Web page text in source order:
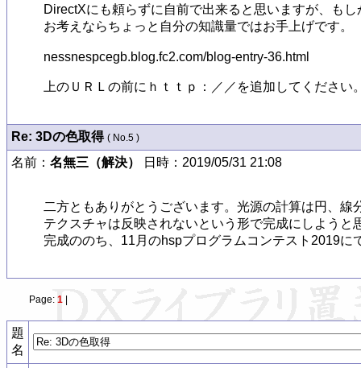
DirectXにも頼らずに自前で出来ると思いますが、も
お考えならちょっと自分の知識量ではお手上げです。
nessnespcegb.blog.fc2.com/blog-entry-36.html
上のＵＲＬの前にｈｔｔｐ：／／を追加してください
Re: 3Dの色取得 ( No.5 )
名前： 名無三（解決） 日時：2019/05/31 21:08
二方ともありがとうございます。光源の計算は円、
テクスチャは反映されないという形で完成にしようと
Page: 1|
題
名